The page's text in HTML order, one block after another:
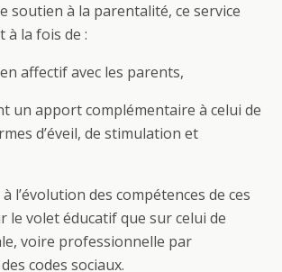
soutien à la parentalité, ce service
à la fois de :
affectif avec les parents,
un apport complémentaire à celui de
d’éveil, de stimulation et
l’évolution des compétences de ces
le volet éducatif que sur celui de
voire professionnelle par
codes sociaux.